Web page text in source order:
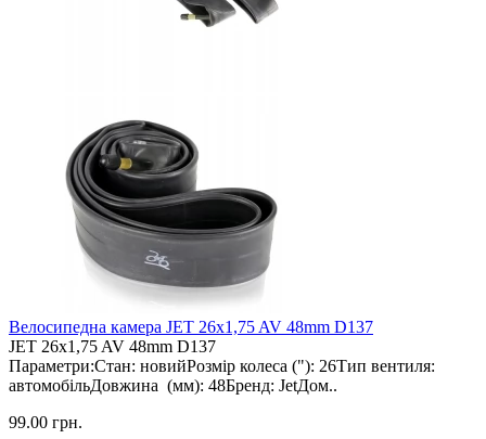
Велосипедна камера JET 26x1,75 AV 48mm D137
JET 26x1,75 AV 48mm D137
Параметри:Стан: новийРозмір колеса ("): 26Тип вентиля:
автомобільДовжина (мм): 48Бренд: JetДом..
99.00 грн.